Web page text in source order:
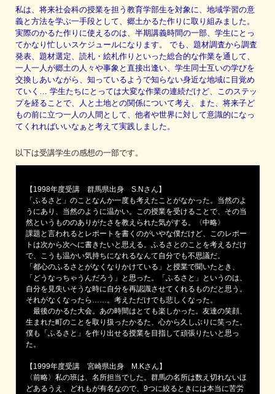
私は、将来社会科の授業を担う教育学部生を対象に、地域学習の意
義と方法を学ぶ一手段として、郷土かるた作りに取り組みました。
実際のかるた作りに使えるのは、半期講義時間の一部、学生にとっ
てかなり忙しいスケジュールになります。 でも、題材調査から調査
発表、題材選定、読札・絵札作りといった総合的な作業を通して、
一人一人が郷土の人々や事象と直接出逢い、学生同士互いの学びを
交換しあいながら、知っているようで知らない身近な地域に目覚め
ていく… 学生たちにとっては大変な作業の連続だけど、このステッ
プを経ることで、人と土地との関係について考え、また、将来子ど
もの前に立つ一人の人間として、他者や世界に対して意識的になっ
てくれればいいなぁと考えて実践しました。
以下は受講学生の感想の一部です。
【1998年度受講 群馬県出身 S.Nさん】
「ふるさと」のことなんか一度も考えたことがなかった。当然のよ
うにあり、当然のように温かい。この授業を受けることで、その当
然というもののありがたさを教えられた気がする。〈中略〉
課題と言われるとレポートを書くのがいやな僕だけど、このレポー
トは次から次へに書きたいと思える。ふるさとのことを考えるだけ
で、こうも温かい気持ちになれるなんて自分でも不思議だ。
「都心のふるさとがなくなりかけている」と授業で聞いたとき、
「どうなっちゃうんだろう」と思った。「ふるさと」というのは、
自分を見失いそうな時に自分を再認識させてくれるものだと思う。
それがなくなったら……。考えただけでも悲しくなった。
最後のかるた大会。あの時間はとても楽しかった。友達の笑顔、
生まれた町のことを取り扱ったかるた、心から久しぶりに笑った。
僕も「ふるさと」を作り出せる授業を目指して頑張りたいと思っ
た。
【1999年度受講 宮崎県出身 M.Kさん】
〈前略〉私の班は、名所担当でした。群馬の名所は数え切れないほ
どあるうえ、どれもが有名なので、9つに絞るときには本当に苦労